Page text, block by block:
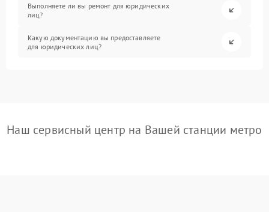
Выполняете ли вы ремонт для юридических
лиц?
Какую документацию вы предоставляете
для юридических лиц?
Наш сервисный центр на Вашей станции метро